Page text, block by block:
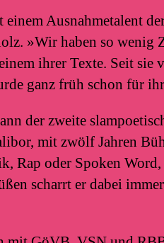
einem Ausnahmetalent
»Wir haben so wenig
ihrer Texte. Seit sie
ganz früh schon für
der zweite
mit zwölf Jahren
Rap oder Spoken
scharrt er dabei